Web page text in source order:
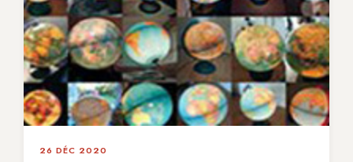
26 DÉC 2020